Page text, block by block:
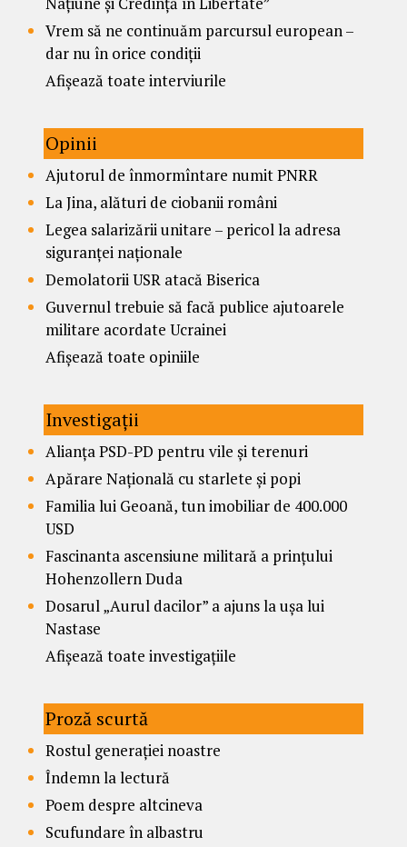
Vrem să ne continuăm parcursul european –
dar nu în orice condiții
Afișează toate interviurile
Opinii
Ajutorul de înmormîntare numit PNRR
La Jina, alături de ciobanii români
Legea salarizării unitare – pericol la adresa
siguranței naționale
Demolatorii USR atacă Biserica
Guvernul trebuie să facă publice ajutoarele
militare acordate Ucrainei
Afișează toate opiniile
Investigații
Alianța PSD-PD pentru vile și terenuri
Apărare Națională cu starlete și popi
Familia lui Geoană, tun imobiliar de 400.000
USD
Fascinanta ascensiune militară a prințului
Hohenzollern Duda
Dosarul „Aurul dacilor” a ajuns la ușa lui
Nastase
Afișează toate investigațiile
Proză scurtă
Rostul generației noastre
Îndemn la lectură
Poem despre altcineva
Scufundare în albastru